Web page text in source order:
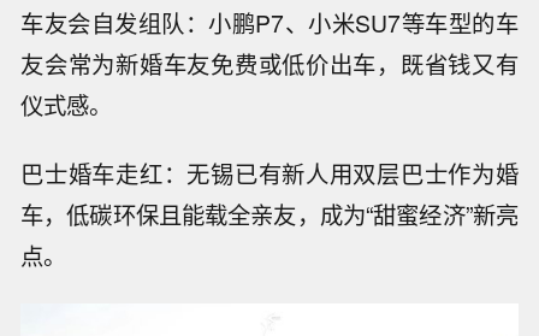
车友会自发组队：小鹏P7、小米SU7等车型的车
友会常为新婚车友免费或低价出车，既省钱又有
仪式感。
巴士婚车走红：无锡已有新人用双层巴士作为婚
车，低碳环保且能载全亲友，成为“甜蜜经济”新亮
点。